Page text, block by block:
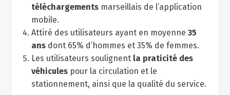
téléchargementsmarseillais de l’application
mobile.
Attiré des utilisateurs ayant en moyenne 35
ansdont 65% d’hommes et 35% de femmes.
Les utilisateurs soulignent la praticité des
véhiculespour la circulation et le
stationnement, ainsi que la qualité du service.